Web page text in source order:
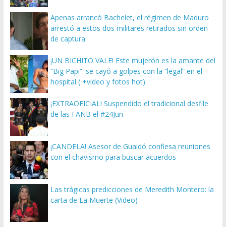
Apenas arrancó Bachelet, el régimen de Maduro
arrestó a estos dos militares retirados sin orden
de captura
¡UN BICHITO VALE! Este mujerón es la amante del
“Big Papi”: se cayó a golpes con la “legal” en el
hospital ( +video y fotos hot)
¡EXTRAOFICIAL! Suspendido el tradicional desfile
de las FANB el #24Jun
¡CANDELA! Asesor de Guaidó confiesa reuniones
con el chavismo para buscar acuerdos
Las trágicas predicciones de Meredith Montero: la
carta de La Muerte (Video)